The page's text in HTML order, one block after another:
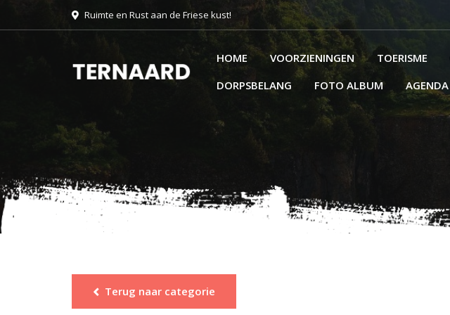
Ruimte en Rust aan de Friese kust!
HOME VOORZIENINGEN TOERISME
DORPSBELANG
FOTO ALBUM AGENDA
Terug naar categorie